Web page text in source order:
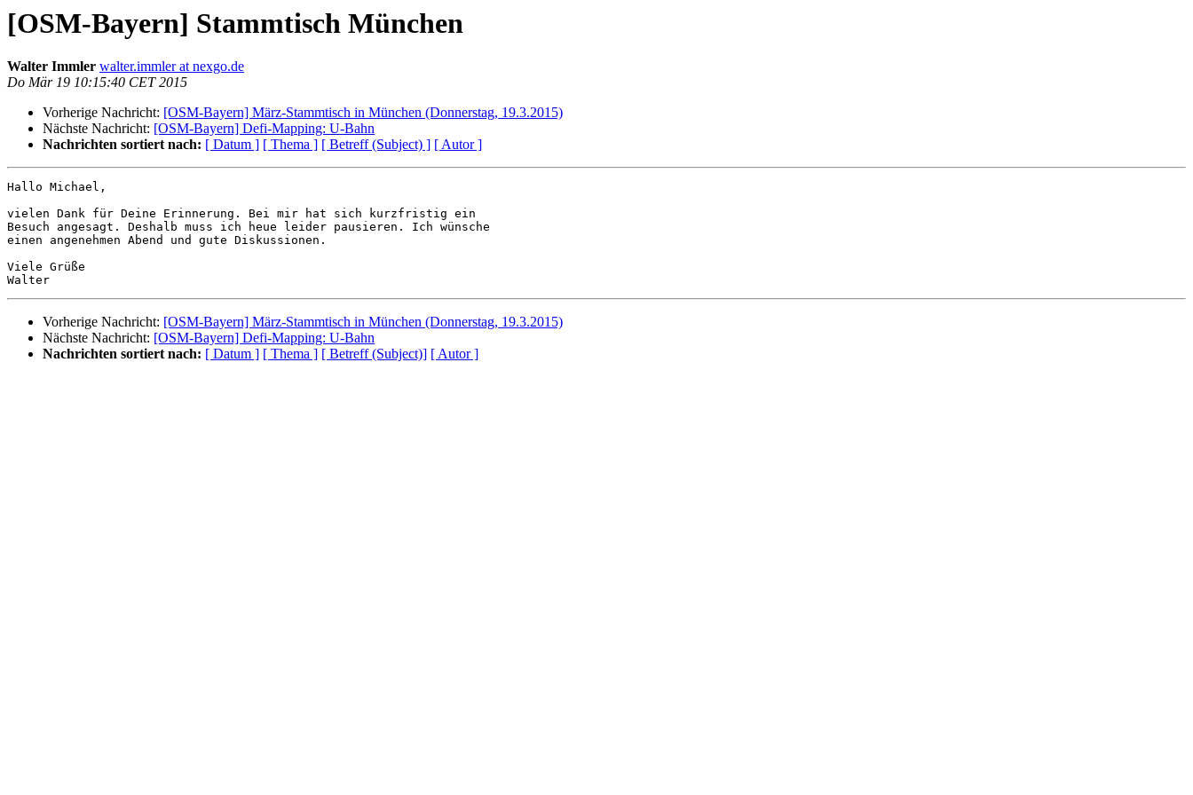
[OSM-Bayern] Stammtisch München
Walter Immler walter.immler at nexgo.de
Do Mär 19 10:15:40 CET 2015
Vorherige Nachricht: [OSM-Bayern] März-Stammtisch in München (Donnerstag, 19.3.2015)
Nächste Nachricht: [OSM-Bayern] Defi-Mapping: U-Bahn
Nachrichten sortiert nach: [ Datum ] [ Thema ] [ Betreff (Subject) ] [ Autor ]
Hallo Michael,
vielen Dank für Deine Erinnerung. Bei mir hat sich kurzfristig ein
Besuch angesagt. Deshalb muss ich heue leider pausieren. Ich wünsche
einen angenehmen Abend und gute Diskussionen.
Viele Grüße
Vorherige Nachricht: [OSM-Bayern] März-Stammtisch in München (Donnerstag, 19.3.2015)
Nächste Nachricht: [OSM-Bayern] Defi-Mapping: U-Bahn
Nachrichten sortiert nach: [ Datum ] [ Thema ] [ Betreff (Subject)] [ Autor ]